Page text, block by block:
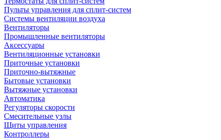
Пульты управления для сплит-систем
Системы вентиляции воздуха
Вентиляторы
Промышленные вентиляторы
Аксессуары
Вентиляционные установки
Приточные установки
Приточно-вытяжные
Бытовые установки
Вытяжные установки
Автоматика
Регуляторы скорости
Смесительные узлы
Щиты управления
Контроллеры